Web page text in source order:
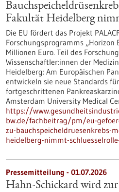
Fakultät Heidelberg
Die EU fördert das Projekt
Forschungsprogramms „Horizon
Millionen Euro. Teil des
Wissenschaftler:innen der
Heidelberg: Am Europäischen
entwickeln sie neue Standards
fortgeschrittenen
Amsterdam University Medical
https://
bw.de/fachbeitrag/pm/eu-
zu-bauchspeicheldruesenkrebs-
heidelberg-nimmt-
Pressemitteilung - 01.07.2026
Hahn-Schickard wird